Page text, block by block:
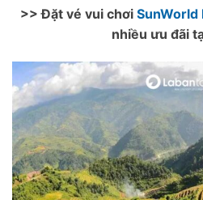
>> Đặt vé vui chơi SunWorld
nhiều ưu đãi